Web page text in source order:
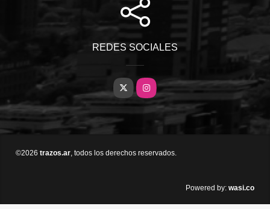
REDES SOCIALES
X Instagram
©2026 trazos.ar, todos los derechos reservados.
Powered by: wasi.co